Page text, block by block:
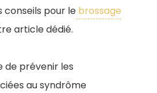
conseils pour le brossage
article dédié.
de prévenir les
au syndrôme